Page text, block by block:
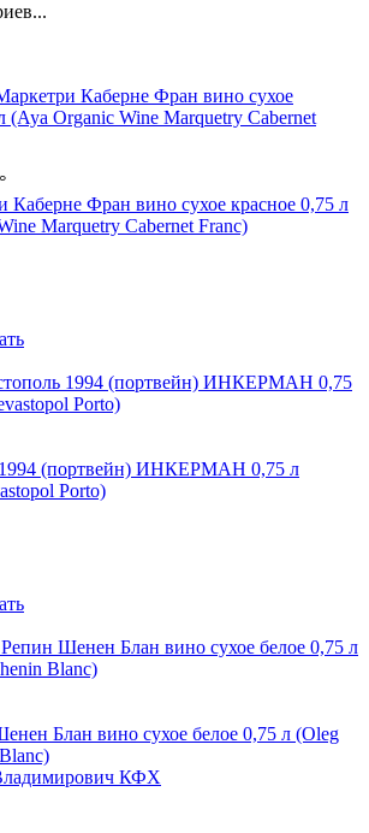
Каберне Фран вино сухое красное 0,75 л
Marquetry Cabernet Franc)
1994 (портвейн) ИНКЕРМАН 0,75 л
Porto)
Блан вино сухое белое 0,75 л (Oleg
КФХ